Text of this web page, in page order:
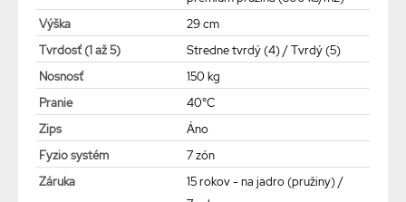
Výška
29 cm
Tvrdosť (1 až 5)
Stredne tvrdý (4) / Tvrdý (5)
Nosnosť
150 kg
Pranie
40°C
Zips
Áno
Fyzio systém
7 zón
Záruka
15 rokov - na jadro (pružiny) /